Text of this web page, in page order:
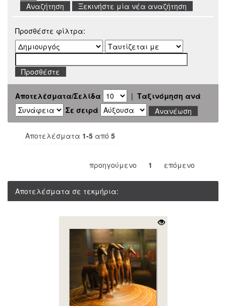
Ξεκινήστε μία νέα αναζήτηση
Προσθέστε φίλτρα:
Αποτελέσματα/Σελίδα | Ταξινόμηση ανά
Σε σειρά
Αποτελέσματα 1-5 από 5
προηγούμενο 1 επόμενο
Αποτελέσματα σε τεκμήρια: